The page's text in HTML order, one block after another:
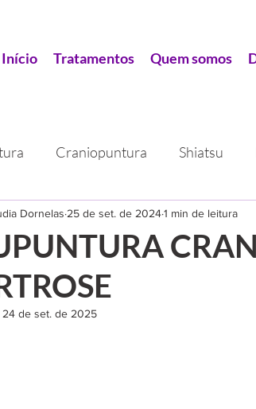
Início Tratamentos Quem somos
Craniopuntura Shiatsu
Ventosaterapia Eletroacupuntura
Cursos Auriculoterapia
Dornelas 25 de set. de 20241 min de leitura
24 de set. de 2025